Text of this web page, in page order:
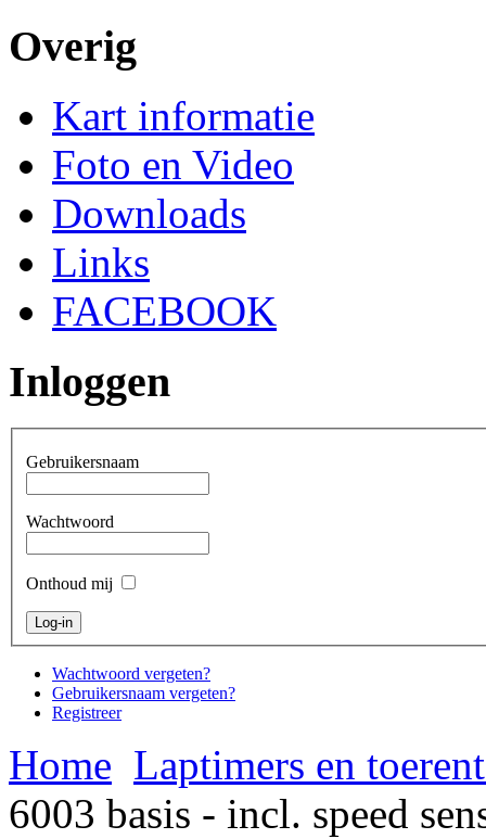
Overig
Kart informatie
Foto en Video
Downloads
Links
FACEBOOK
Inloggen
Gebruikersnaam
Wachtwoord
Onthoud mij
Wachtwoord vergeten?
Gebruikersnaam vergeten?
Registreer
Home Laptimers en
6003 basis - incl. speed